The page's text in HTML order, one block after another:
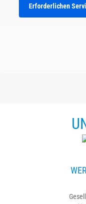
Erforderlichen